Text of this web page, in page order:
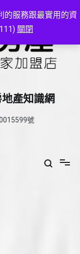
的服務跟最實用的資
關閉
產知識網
號